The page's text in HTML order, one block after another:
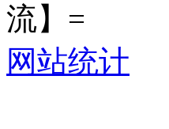
流】=
网站统计